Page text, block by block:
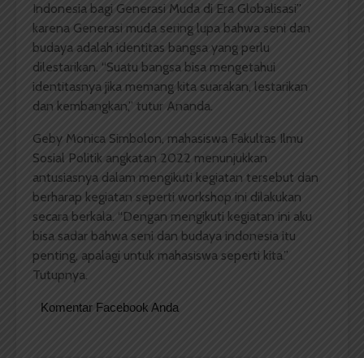
Indonesia bagi Generasi Muda di Era Globalisasi”
karena Generasi muda sering lupa bahwa seni dan
budaya adalah identitas bangsa yang perlu
dilestarikan. “Suatu bangsa bisa mengetahui
identitasnya jika memang kita suarakan, lestarikan
dan kembangkan,” tutur Ananda.
Geby Monica Simbolon, mahasiswa Fakultas Ilmu
Sosial Politik angkatan 2022 menunjukkan
antusiasnya dalam mengikuti kegiatan tersebut dan
berharap kegiatan seperti workshop ini dilakukan
secara berkala. “Dengan mengikuti kegiatan ini aku
bisa sadar bahwa seni dan budaya indonesia itu
penting, apalagi untuk mahasiswa seperti kita.”
Tutupnya.
Komentar Facebook Anda